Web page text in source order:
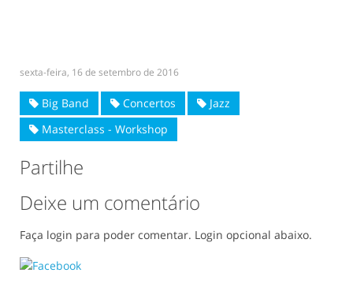
sexta-feira, 16 de setembro de 2016
Big Band Concertos
Jazz
Masterclass - Workshop
Partilhe
Deixe um comentário
Faça login para poder comentar. Login opcional abaixo.